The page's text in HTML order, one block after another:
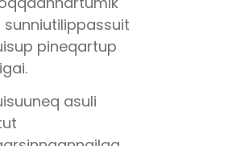
pineqartup
asuli